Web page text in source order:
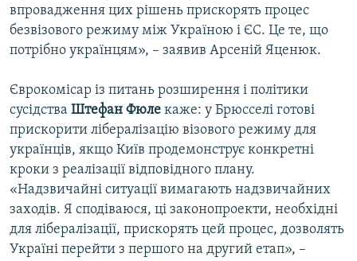
впровадження цих рішень прискорять процес
безвізового режиму між Україною і ЄС. Це те, що
потрібно українцям», – заявив Арсеній Яценюк.
Єврокомісар із питань розширення і політики
сусідства Штефан Фюле каже: у Брюсселі готові
прискорити лібералізацію візового режиму для
українців, якщо Київ продемонструє конкретні
кроки з реалізації відповідного плану.
«Надзвичайні ситуації вимагають надзвичайних
заходів. Я сподіваюся, ці законопроекти, необхідні
для лібералізації, прискорять цей процес, дозволять
Україні перейти з першого на другий етап», –